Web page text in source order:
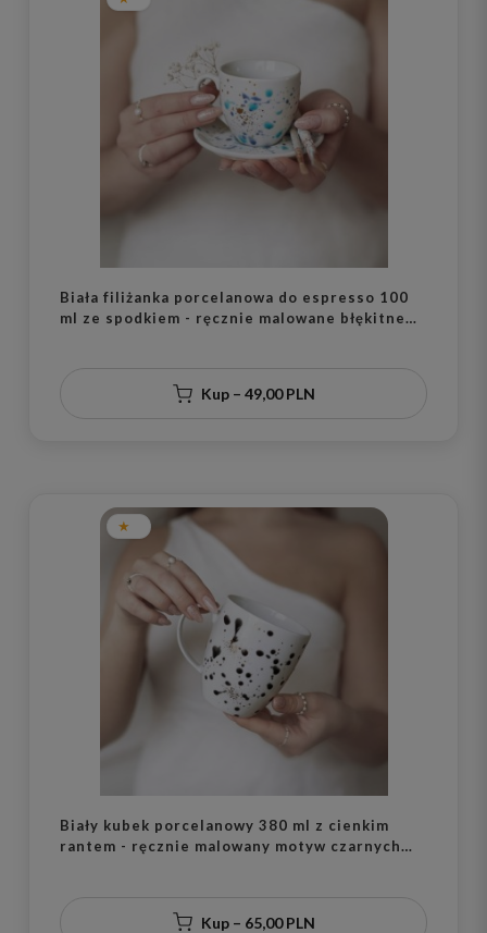
Biała filiżanka porcelanowa do espresso 100
ml ze spodkiem - ręcznie malowane błękitne
Kup – 49,00 PLN
Biały kubek porcelanowy 380 ml z cienkim
rantem - ręcznie malowany motyw czarnych
Kup – 65,00 PLN